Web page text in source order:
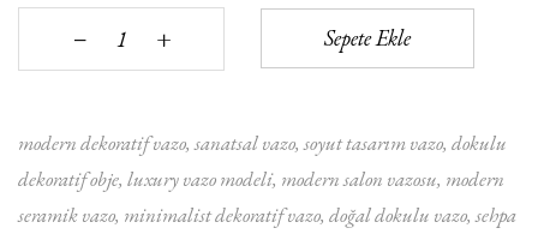
‒ + Sepete Ekle
modern dekoratif vazo sanatsal vazo soyut tasarım vazo dokulu
dekoratif obje luxury vazo modeli modern salon vazosu modern
seramik vazo minimalist dekoratif vazo doğal dokulu vazo sehpa